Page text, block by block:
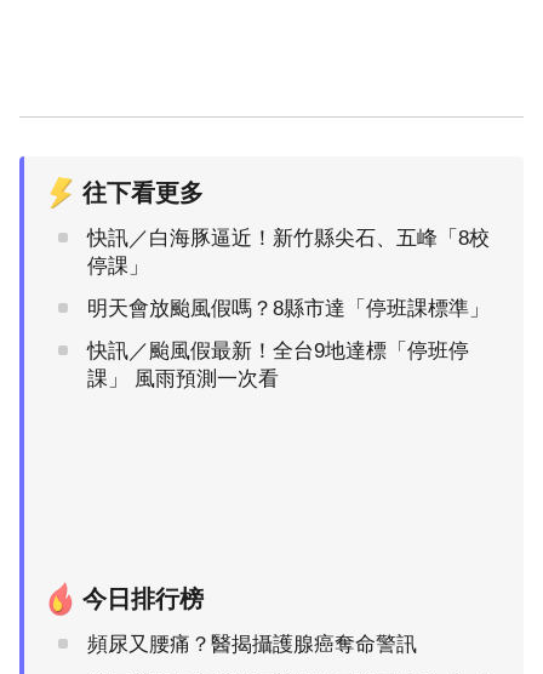
往下看更多
快訊／白海豚逼近！新竹縣尖石、五峰「8校
停課」
明天會放颱風假嗎？8縣市達「停班課標準」
快訊／颱風假最新！全台9地達標「停班停
課」 風雨預測一次看
今日排行榜
頻尿又腰痛？醫揭攝護腺癌奪命警訊